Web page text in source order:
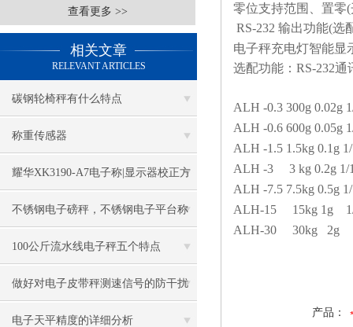
查看更多 >>
相关文章
RELEVANT ARTICLES
碳钢轮椅秤有什么特点
称重传感器
耀华XK3190-A7电子称|显示器校正方
法
不锈钢电子磅秤，不锈钢电子平台称
100公斤流水线电子秤五个特点
做好对电子皮带秤测速信号的防干扰
工作
电子天平精度的详细分析
零位支持范围、置零
RS-232 输出功能(选
电子秤充电灯智能显
选配功能：RS-232
ALH -0.3 300g 0.02g
ALH -0.6 600g 0.05g
ALH -1.5 1.5kg 0.1g
ALH -3
3 kg 0.2g 1/
ALH -7.5 7.5kg 0.5g
ALH-15
15kg 1g
ALH-30
30kg 2g
产品：